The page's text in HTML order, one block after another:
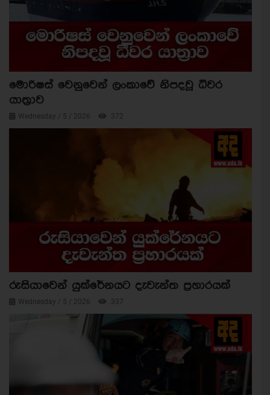
මොරිෂස් වෙනුවෙන් ලංකාවේ නිපදවූ ධීවර
යාත්‍රාව
Wednesday / 5 / 2026 372
රුසියාවෙන් යුක්රේනයට දැවැන්ත ප්‍රහාරයක්
Wednesday / 5 / 2026 337